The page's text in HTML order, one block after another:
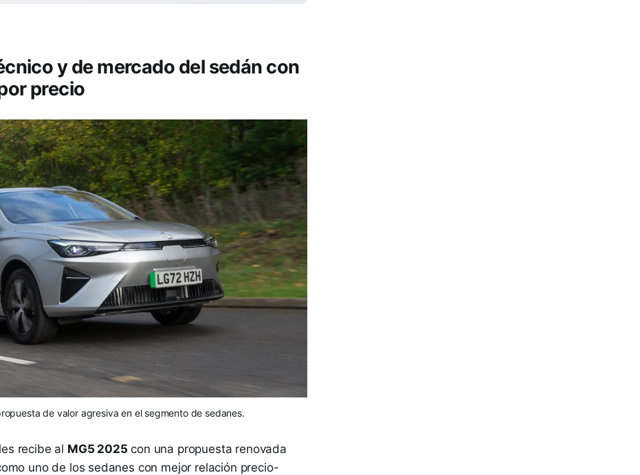
y de mercado del sedán con
precio
de valor agresiva en el segmento de sedanes.
recibe al MG5 2025 con una propuesta renovada
uno de los sedanes con mejor relación precio-